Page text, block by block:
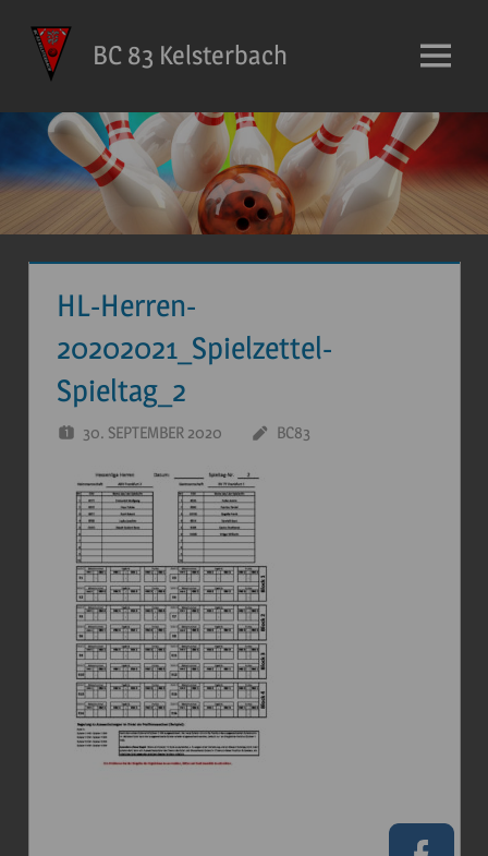
Inhalt
springen
BC 83 Kelsterbach Menü
HL-Herren-
20202021_Spielzettel-
Spieltag_2
30. SEPTEMBER 2020 BC83